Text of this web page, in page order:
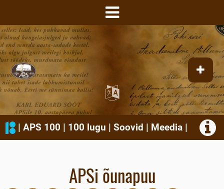
| APS 100 | 100 lugu | Soovid | Meedia|
APSi õunapuu